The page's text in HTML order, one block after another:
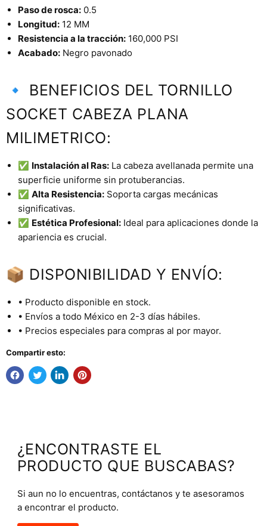
Paso de rosca: 0.5
Longitud: 12 MM
Resistencia a la tracción: 160,000 PSI
Acabado: Negro pavonado
🔹 BENEFICIOS DEL TORNILLO
SOCKET CABEZA PLANA
MILIMETRICO:
✅ Instalación al Ras: La cabeza avellanada permite una
superficie uniforme sin protuberancias.
✅ Alta Resistencia: Soporta cargas mecánicas
significativas.
✅ Estética Profesional: Ideal para aplicaciones donde la
apariencia es crucial.
📦 DISPONIBILIDAD Y ENVÍO:
• Producto disponible en stock.
• Envíos a todo México en 2-3 días hábiles.
• Precios especiales para compras al por mayor.
Compartir esto:
¿ENCONTRASTE EL
PRODUCTO QUE BUSCABAS?
Si aun no lo encuentras, contáctanos y te asesoramos
a encontrar el producto.